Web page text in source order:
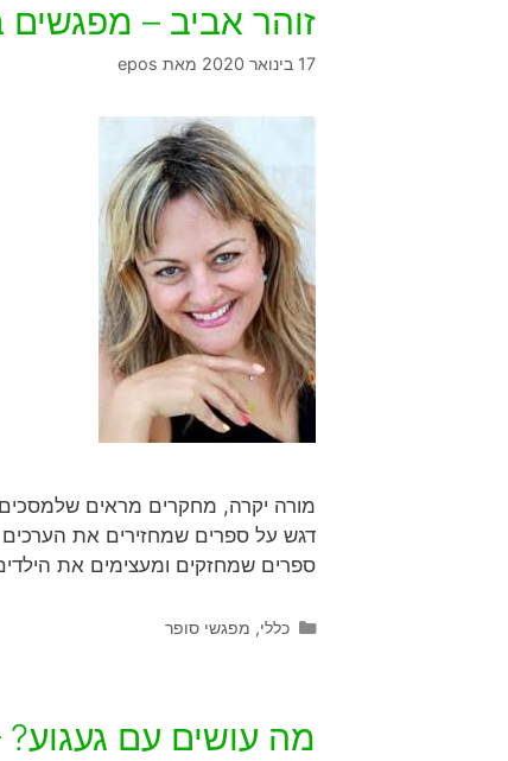
זוהר אביב –
17 בינואר 2020 מאת epos
מורה יקרה, מחקרים מראים שלמסכים
דגש על ספרים שמחזירים את הערכים
ספרים שמחזקים ומעצימים את
כללי, מפגשי סופר
מה עושים עם